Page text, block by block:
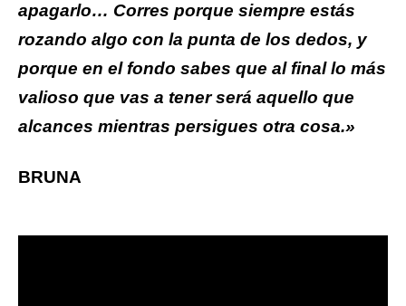
apagarlo… Corres porque siempre estás
rozando algo con la punta de los dedos, y
porque en el fondo sabes que al final lo más
valioso que vas a tener será aquello que
alcances mientras persigues otra cosa.»
BRUNA